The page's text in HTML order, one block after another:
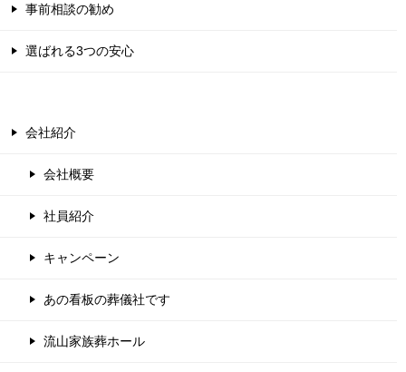
事前相談の勧め
選ばれる3つの安心
会社紹介
会社概要
社員紹介
キャンペーン
あの看板の葬儀社です
流山家族葬ホール